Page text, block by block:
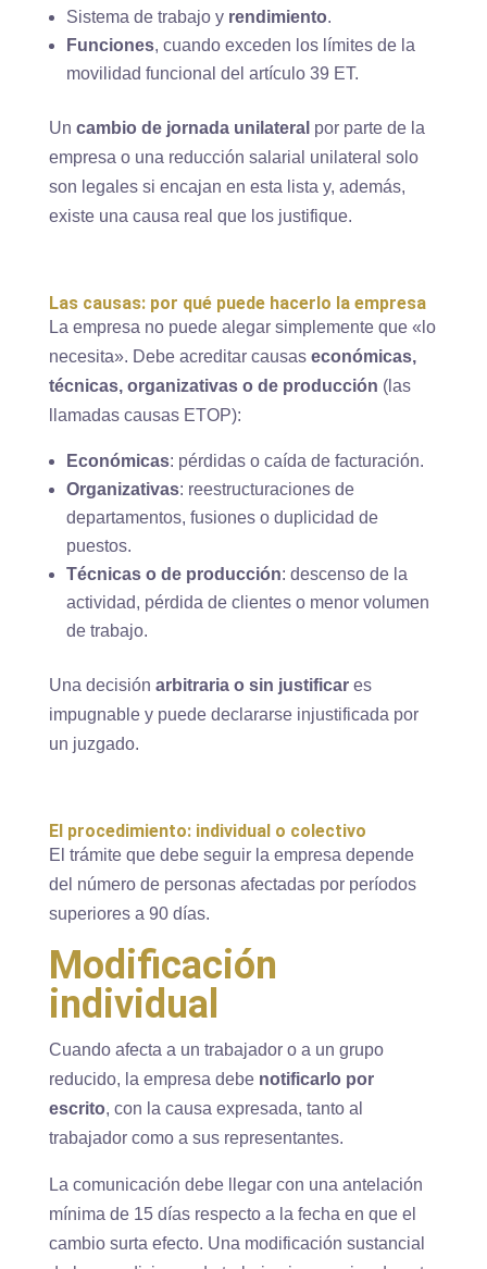
Sistema de trabajo y rendimiento.
Funciones, cuando exceden los límites de la
movilidad funcional del artículo 39 ET.
Un cambio de jornada unilateral por parte de la
empresa o una reducción salarial unilateral solo
son legales si encajan en esta lista y, además,
existe una causa real que los justifique.
Las causas: por qué puede hacerlo la empresa
La empresa no puede alegar simplemente que «lo
necesita». Debe acreditar causas económicas,
técnicas, organizativas o de producción (las
llamadas causas ETOP):
Económicas: pérdidas o caída de facturación.
Organizativas: reestructuraciones de
departamentos, fusiones o duplicidad de
puestos.
Técnicas o de producción: descenso de la
actividad, pérdida de clientes o menor volumen
de trabajo.
Una decisión arbitraria o sin justificares
impugnable y puede declararse injustificada por
un juzgado.
El procedimiento: individual o colectivo
El trámite que debe seguir la empresa depende
del número de personas afectadas por períodos
superiores a 90 días.
Modificación
individual
Cuando afecta a un trabajador o a un grupo
reducido, la empresa debe notificarlo por
escrito, con la causa expresada, tanto al
trabajador como a sus representantes.
La comunicación debe llegar con una antelación
mínima de 15 días respecto a la fecha en que el
cambio surta efecto. Una modificación sustancial